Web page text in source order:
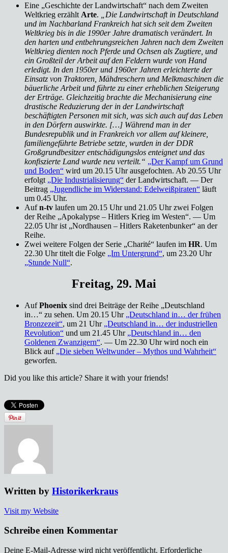
Eine „Geschichte der Landwirtschaft“ nach dem Zweiten
Weltkrieg erzählt Arte.
„Die Landwirtschaft in Deutschland
und im Nachbarland Frankreich hat sich seit dem Zweiten
Weltkrieg bis in die 1990er Jahre dramatisch verändert. In
den harten und entbehrungsreichen Jahren nach dem Zweiten
Weltkrieg dienten noch Pferde und Ochsen als Zugtiere, und
ein Großteil der Arbeit auf den Feldern wurde von Hand
erledigt. In den 1950er und 1960er Jahren erleichterte der
Einsatz von Traktoren, Mähdreschern und Melkmaschinen die
bäuerliche Arbeit und führte zu einer erheblichen Steigerung
der Erträge. Gleichzeitig brachte die Mechanisierung eine
drastische Reduzierung der in der Landwirtschaft
beschäftigten Personen mit sich, was sich auch auf das Leben
in den Dörfern auswirkte. […] Während man in der
Bundesrepublik und in Frankreich vor allem auf kleinere,
familiengeführte Betriebe setzte, wurden in der DDR
Großgrundbesitzer entschädigungslos enteignet und das
konfiszierte Land wurde neu verteilt.“ „Der Kampf um Grund
und Boden“ wird um 20.15 Uhr ausgefochten. Ab 20.55 Uhr
erfolgt „Die Industrialisierung“ der Landwirtschaft. — Der
Beitrag „Jugendliche im Widerstand: Edelweißpiraten“ läuft
um 0.45 Uhr.
Aufn-tv laufen um 20.15 Uhr und 21.05 Uhr zwei Folgen
der Reihe „Apokalypse – Hitlers Krieg im Westen“. — Um
22.05 Uhr ist „Nordhausen – Hitlers Raketenbunker“ an der
Reihe.
Zwei weitere Folgen der Serie „Charité“ laufen im HR. Um
22.30 Uhr titelt die Folge „Im Untergrund“, um 23.20 Uhr
„Stunde Null“.
Freitag, 29. Mai
AufPhoenix sind drei Beiträge der Reihe „Deutschland
in…“ zu sehen. Um 20.15 Uhr „Deutschland in… der frühen
Bronzezeit“, um 21 Uhr „Deutschland in… der industriellen
Revolution“ und um 21.45 Uhr „Deutschland in… den
Goldenen Zwanzigern“. — Um 22.30 Uhr wird noch ein
Blick auf „Die sieben Weltwunder – Mythos und Wahrheit“
geworfen.
Did you like this article? Share it with your friends!
Written by Historikerkraus
Visit my Website
Schreibe einen Kommentar
Deine E-Mail-Adresse wird nicht veröffentlicht. Erforderliche